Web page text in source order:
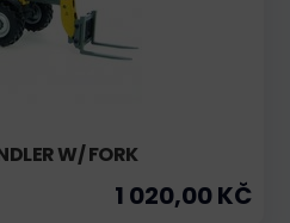
W/ FORK
1 020,00 KČ